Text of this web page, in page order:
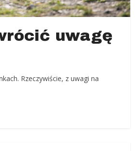
uwagę
Rzeczywiście, z uwagi na